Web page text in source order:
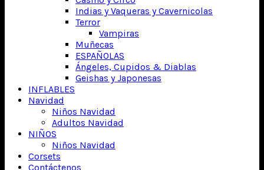
Indias y Vaqueras y Cavernicolas
Terror
Vampiras
Muñecas
ESPAÑOLAS
Ángeles, Cupidos & Diablas
Geishas y Japonesas
INFLABLES
Navidad
Niños Navidad
Adultos Navidad
NIÑOS
Niños Navidad
Corsets
Contáctenos